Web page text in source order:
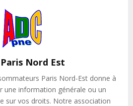
Nord Est
Paris Nord-Est donne à
information générale ou un
sur vos droits. Notre association